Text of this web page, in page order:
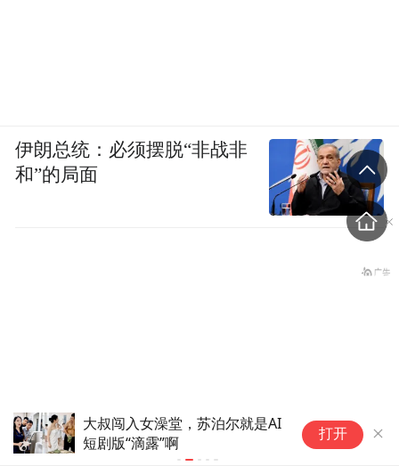
大叔闯入女澡堂，苏泊尔就是AI
短剧版“滴露”啊
打开
伊朗总统：必须摆脱“非战非
和”的局面